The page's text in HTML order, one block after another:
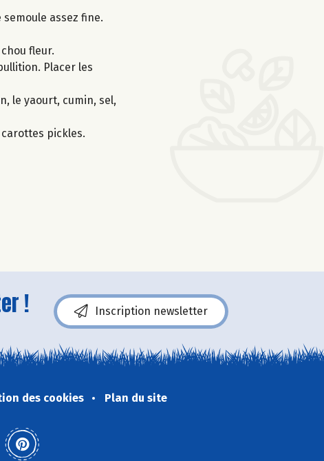
assez fine.
fleur.
Placer les
le yaourt, cumin, sel,
pickles.
! Inscription newsletter
des cookies Plan du site